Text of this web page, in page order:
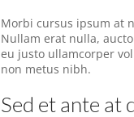
Morbi cursus ipsum at
Nullam erat nulla,
eu justo ullamcorper
non metus nibh.
Sed et ante at